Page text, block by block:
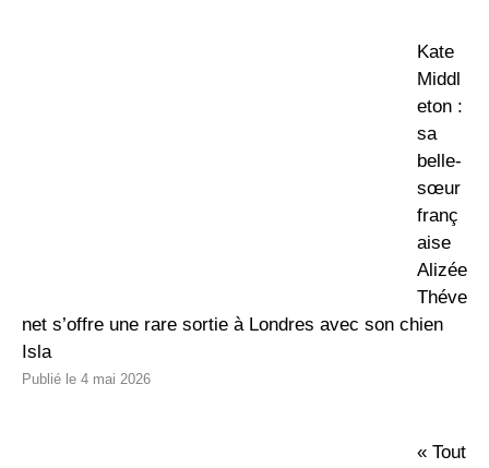
Kate
Middl
eton :
sa
belle-
sœur
franç
aise
Alizée
Théve
net s’offre une rare sortie à Londres avec son chien
Isla
4 mai 2026
« Tout